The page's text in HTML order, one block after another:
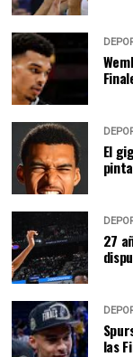
El
27
las